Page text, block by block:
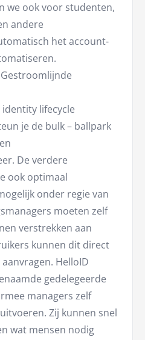
we ook voor studenten,
andere
het account-
lifecycle
je de bulk – ballpark
De verdere
ook optimaal
onder regie van
moeten zelf
verstrekken aan
kunnen dit direct
HelloID
gedelegeerde
managers zelf
Zij kunnen snel
wat mensen nodig